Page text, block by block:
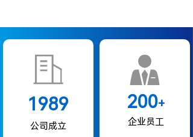
1989
公司成立
200+
企业员工